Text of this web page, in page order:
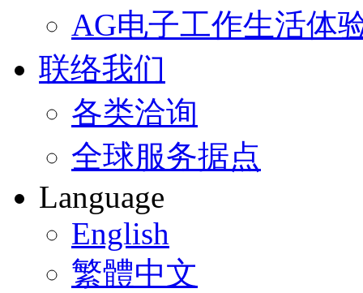
AG电子工作生活体
联络我们
各类洽询
全球服务据点
Language
English
繁體中文